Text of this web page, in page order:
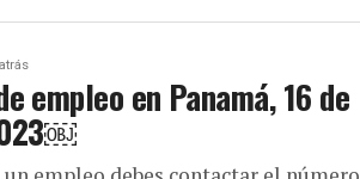
empleo en Panamá, 16 de